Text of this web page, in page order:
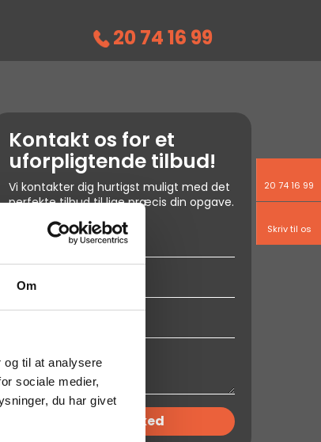
Om
til at analysere
sociale medier,
du har givet
20 74 16 99
Skriv til os
20 74 16 99
Kontakt os for et
uforpligtende tilbud!
Vi kontakter dig hurtigst muligt med det
perfekte tilbud til lige præcis din opgave.​